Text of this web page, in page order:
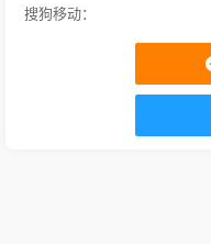
搜狗移动：